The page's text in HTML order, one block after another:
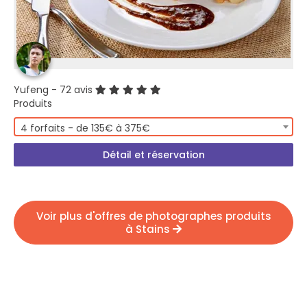
Yufeng - 72 avis
Produits
4 forfaits - de 135€ à 375€
Détail et réservation
Voir plus d'offres de photographes produits
à Stains